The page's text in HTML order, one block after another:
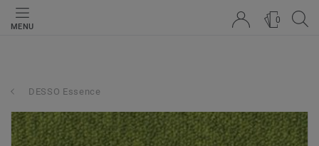
MENU
0
DESSO Essence